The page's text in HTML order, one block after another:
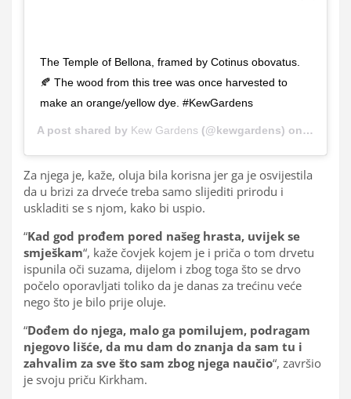
The Temple of Bellona, framed by Cotinus obovatus.
🍂 The wood from this tree was once harvested to
make an orange/yellow dye. #KewGardens
A post shared by Kew Gardens (@kewgardens) on Nov 14,
Za njega je, kaže, oluja bila korisna jer ga je osvijestila
da u brizi za drveće treba samo slijediti prirodu i
uskladiti se s njom, kako bi uspio.
“Kad god prođem pored našeg hrasta, uvijek se
smješkam“, kaže čovjek kojem je i priča o tom drvetu
ispunila oči suzama, dijelom i zbog toga što se drvo
počelo oporavljati toliko da je danas za trećinu veće
nego što je bilo prije oluje.
“Dođem do njega, malo ga pomilujem, podragam
njegovo lišće, da mu dam do znanja da sam tu i
zahvalim za sve što sam zbog njega naučio“, završio
je svoju priču Kirkham.